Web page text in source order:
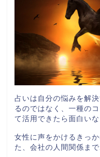
占いは自分の悩みを解
るのではなく、一種の
て活用できたら面白いな
女性に声をかけるきっ
た、会社の人間関係ま